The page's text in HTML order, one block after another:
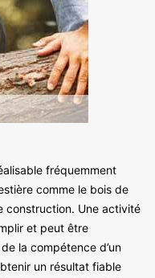
fréquemment
comme le bois de
construction. Une activité
et peut être
la compétence d’un
un résultat fiable